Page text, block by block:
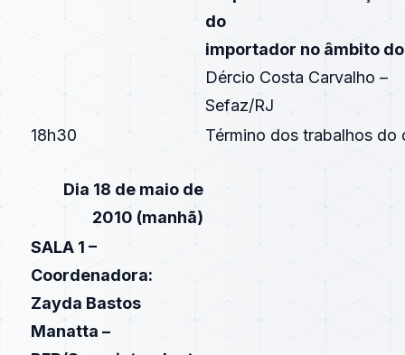
do
importador no âmbito
Dércio Costa Carvalho –
Sefaz/RJ
18h30
Término dos trabalhos do
Dia 18 de maio de
2010 (manhã)
SALA 1 –
Coordenadora:
Zayda Bastos
Manatta –